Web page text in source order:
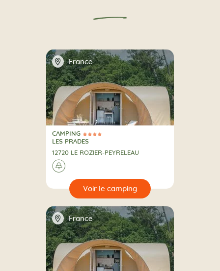
📍 France
4 Étoiles
CAMPING
CAMPING
LES PRADES
12720 LE ROZIER-PEYRELEAU
A la campagne
🌲
📍 France